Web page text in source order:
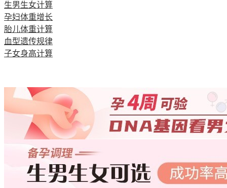
生男生女计算
孕妇体重增长
胎儿体重计算
血型遗传规律
子女身高计算